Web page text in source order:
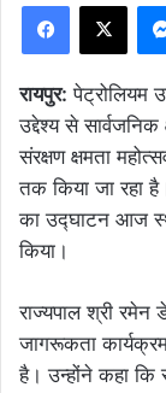
Facebook
X
रायपुर: पेट्रोलियम
उद्देश्य से
संरक्षण क्षमता
तक किया जा रहा
का उद्घाटन आज
किया।
राज्यपाल श्री
जागरूकता
है। उन्होंने कहा